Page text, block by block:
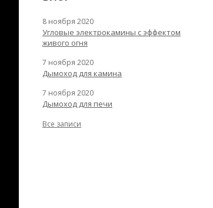
8 ноября 2020
Угловые электрокамины с эффектом
живого огня
7 ноября 2020
Дымоход для камина
7 ноября 2020
Дымоход для печи
Все записи